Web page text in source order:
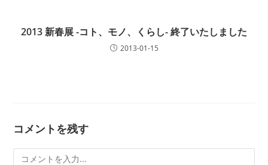
2013 新春展 -コト、モノ、くらし- 終了いたしました
2013-01-15
コメントを残す